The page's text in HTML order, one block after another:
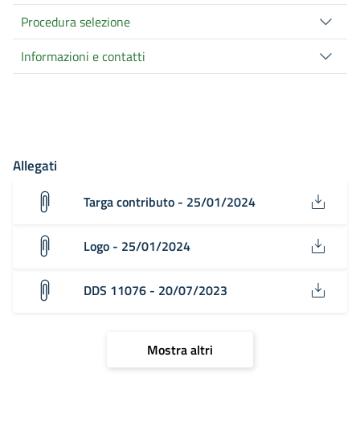
Procedura selezione
Informazioni e contatti
Allegati
Targa contributo - 25/01/2024
Logo - 25/01/2024
DDS 11076 - 20/07/2023
Mostra altri